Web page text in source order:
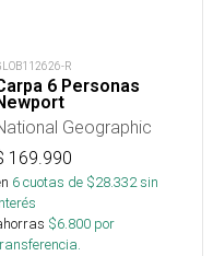
R
6 Personas
Geographic
169.990
6cuotas de $28.332sin
$6.800 por